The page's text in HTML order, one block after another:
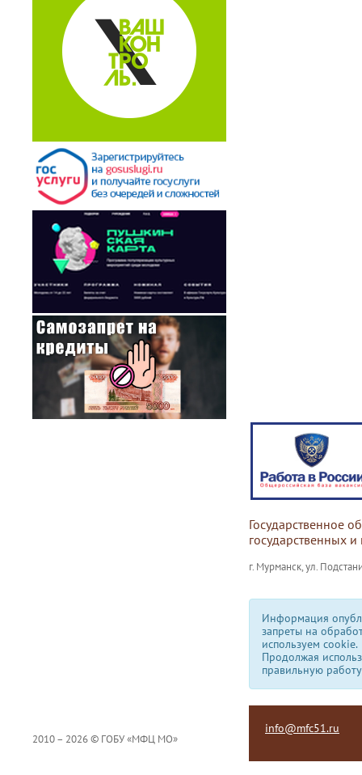
Государственное
государственных
г. Мурманск, ул.
Информация
запреты на
используем сookie.
Продолжая
правильную
2010 – 2026 © ГОБУ «МФЦ МО»
info@mfc51.ru